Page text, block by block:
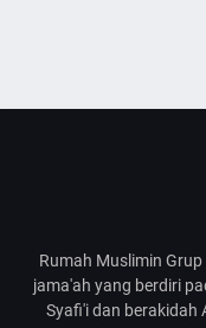
Rumah Muslimin
jama'ah yang berdiri
Syafi'i dan berakidah